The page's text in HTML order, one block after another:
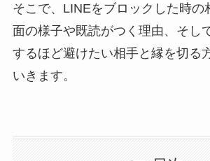
そこで、LINEをブロックした時の
面の様子や既読がつく理由、そし
するほど避けたい相手と縁を切る
いきます。